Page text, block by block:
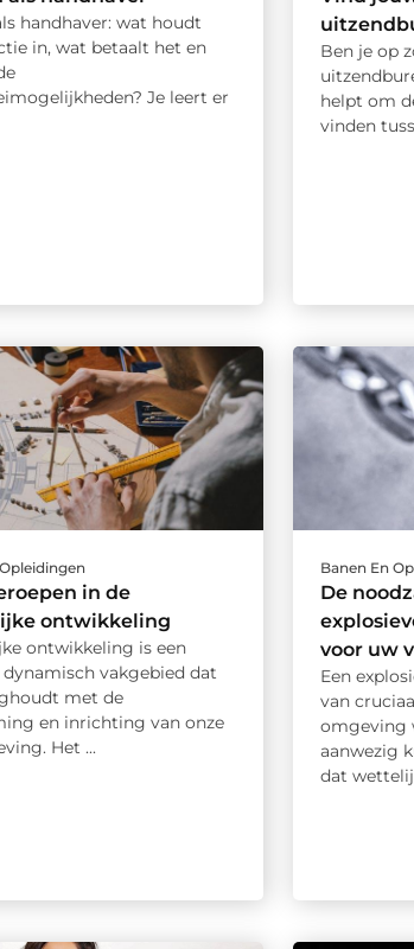
handhaver: wat houdt
in, wat betaalt het en
Je leert er
Ben je op
helpt om
vinden
in de
ontwikkeling
ontwikkeling is een
dynamisch vakgebied dat
met de
en inrichting van onze
Het ...
Banen En
De
voor uw
Een
van
omgeving
aanwezig
dat